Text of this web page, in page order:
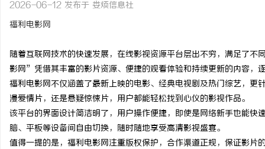
2026-06-12 发布于 娄烦信息社
福利电影网
随着互联网技术的快速发展，在线影视资源平台层出不穷，满足了
影网”凭借其丰富的影片资源、便捷的观看体验和持续更新的内容，
福利电影网不仅涵盖了最新上映的电影、经典电视剧及热门综艺，
漫爱情片，还是悬疑惊悚片，用户都能轻松找到心仪的影视作品。
该平台的界面设计简洁明了，用户操作便捷，即使是网络新手也能
脑、平板等设备间自由切换，随时随地享受高清影视盛宴。
值得一提的是，福利电影网注重版权保护，合作渠道正规，保证影